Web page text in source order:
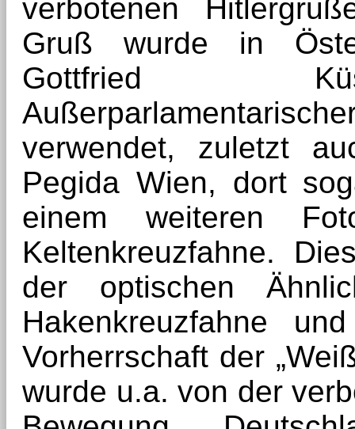
verbotenen
Gruß wurde in
Gottfried
verwendet, zuletzt
Pegida Wien, dort
einem weiteren
Keltenkreuzfahne.
der optischen
Hakenkreuzfahne
Vorherrschaft der
wurde u.a. von der